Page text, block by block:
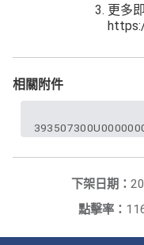
更多
相關附件
下架日期：
點擊率：